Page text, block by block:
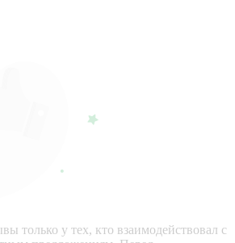
только у тех, кто взаимодействовал с